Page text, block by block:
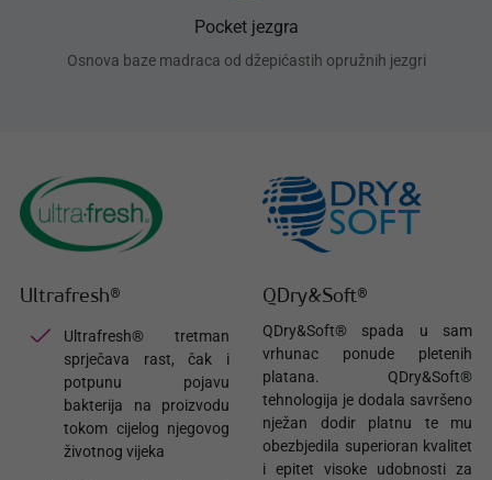
Pocket jezgra
Osnova baze madraca od džepićastih opružnih jezgri
Ultrafresh®
Ultrafresh® tretman
sprječava rast, čak i
potpunu pojavu
bakterija na proizvodu
tokom cijelog njegovog
životnog vijeka
QDry&Soft®
QDry&Soft® spada u sam
vrhunac ponude pletenih
platana. QDry&Soft®
tehnologija je dodala savršeno
nježan dodir platnu te mu
obezbjedila superioran kvalitet
i epitet visoke udobnosti za